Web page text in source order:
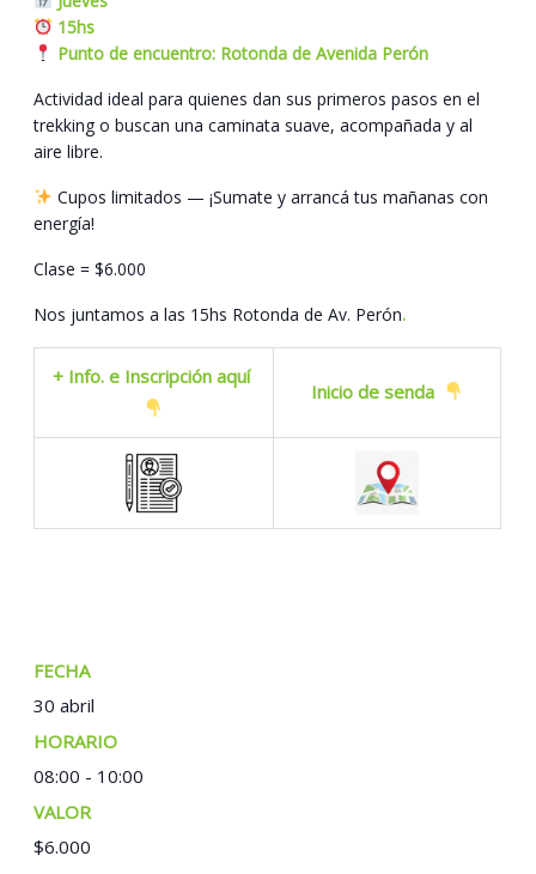
15hs
Punto de encuentro: Rotonda de Avenida Perón
Actividad ideal para quienes dan sus primeros pasos en el
trekking o buscan una caminata suave, acompañada y al
aire libre.
Cupos limitados — ¡Sumate y arrancá tus mañanas con
energía!
Clase = $6.000
Nos juntamos a las 15hs Rotonda de Av. Perón.
+ Info. e Inscripción aquí
Inicio de senda
FECHA:
30 abril
08:00 - 10:00
COSTO:
$6.000